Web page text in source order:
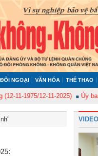
ĐỐI NGOẠI VĂN HÓA THỂ THAO
12-11-2025) Ủy ban Kiểm tra